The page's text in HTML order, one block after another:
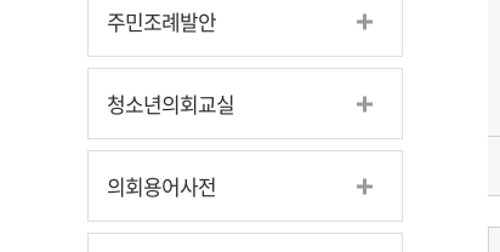
주민조례발안
청소년의회교실
의회용어사전